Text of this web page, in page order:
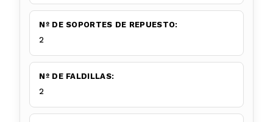
Nº DE SOPORTES DE REPUESTO:
2
Nº DE FALDILLAS:
2